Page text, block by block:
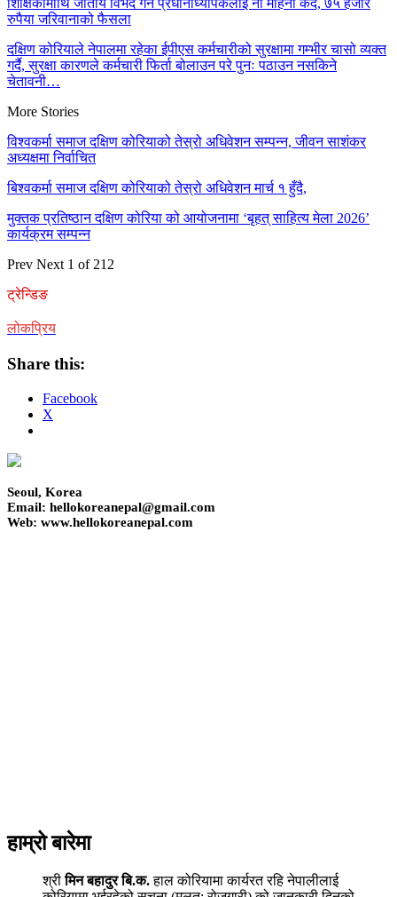
शिक्षिकामाथि जातीय विभेद गर्ने प्रधानाध्यापकलाई नौ महिना कैद, ७५ हजार
रुपैया जरिवानाको फैसला
दक्षिण कोरियाले नेपालमा रहेका ईपीएस कर्मचारीको सुरक्षामा गम्भीर चासो व्यक्त
गर्दै, सुरक्षा कारणले कर्मचारी फिर्ता बोलाउन परे पुनः पठाउन नसकिने
चेतावनी…
More Stories
विश्वकर्मा समाज दक्षिण कोरियाको तेस्रो अधिवेशन सम्पन्न, जीवन साशंकर
अध्यक्षमा निर्वाचित
बिश्वकर्मा समाज दक्षिण कोरियाको तेस्रो अधिवेशन मार्च १ हुँदै,
मुक्तक प्रतिष्ठान दक्षिण कोरिया को आयोजनामा ‘बृहत् साहित्य मेला 2026’
कार्यक्रम सम्पन्न
Prev Next 1 of 212
ट्रेन्डिङ
लोकप्रिय
Share this:
Facebook
X
Seoul, Korea
Email: hellokoreanepal@gmail.com
Web: www.hellokoreanepal.com
हाम्रो बारेमा
श्रीमिन बहादुर बि.क.हाल कोरियामा कार्यरत रहि नेपालीलाई